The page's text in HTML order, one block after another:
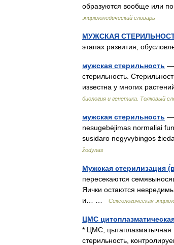
образуются вообще или
энциклопедический словарь
МУЖСКАЯ
этапах развития,
мужская стерильность —
стерильность.
известна у многих
биология и генетика. Толковый
мужская стерильность —
nesugebėjimas normaliai
susidaro negyvybingos
žodynas
Мужская стерилизация
пересекаются
Яички остаются
и… …
Сексологическая
ЦМС
* ЦМС, цытаплазматычная
стерильность,